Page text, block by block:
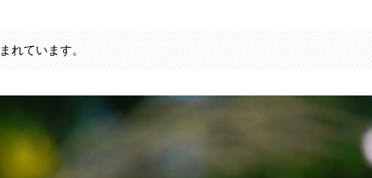
れています。